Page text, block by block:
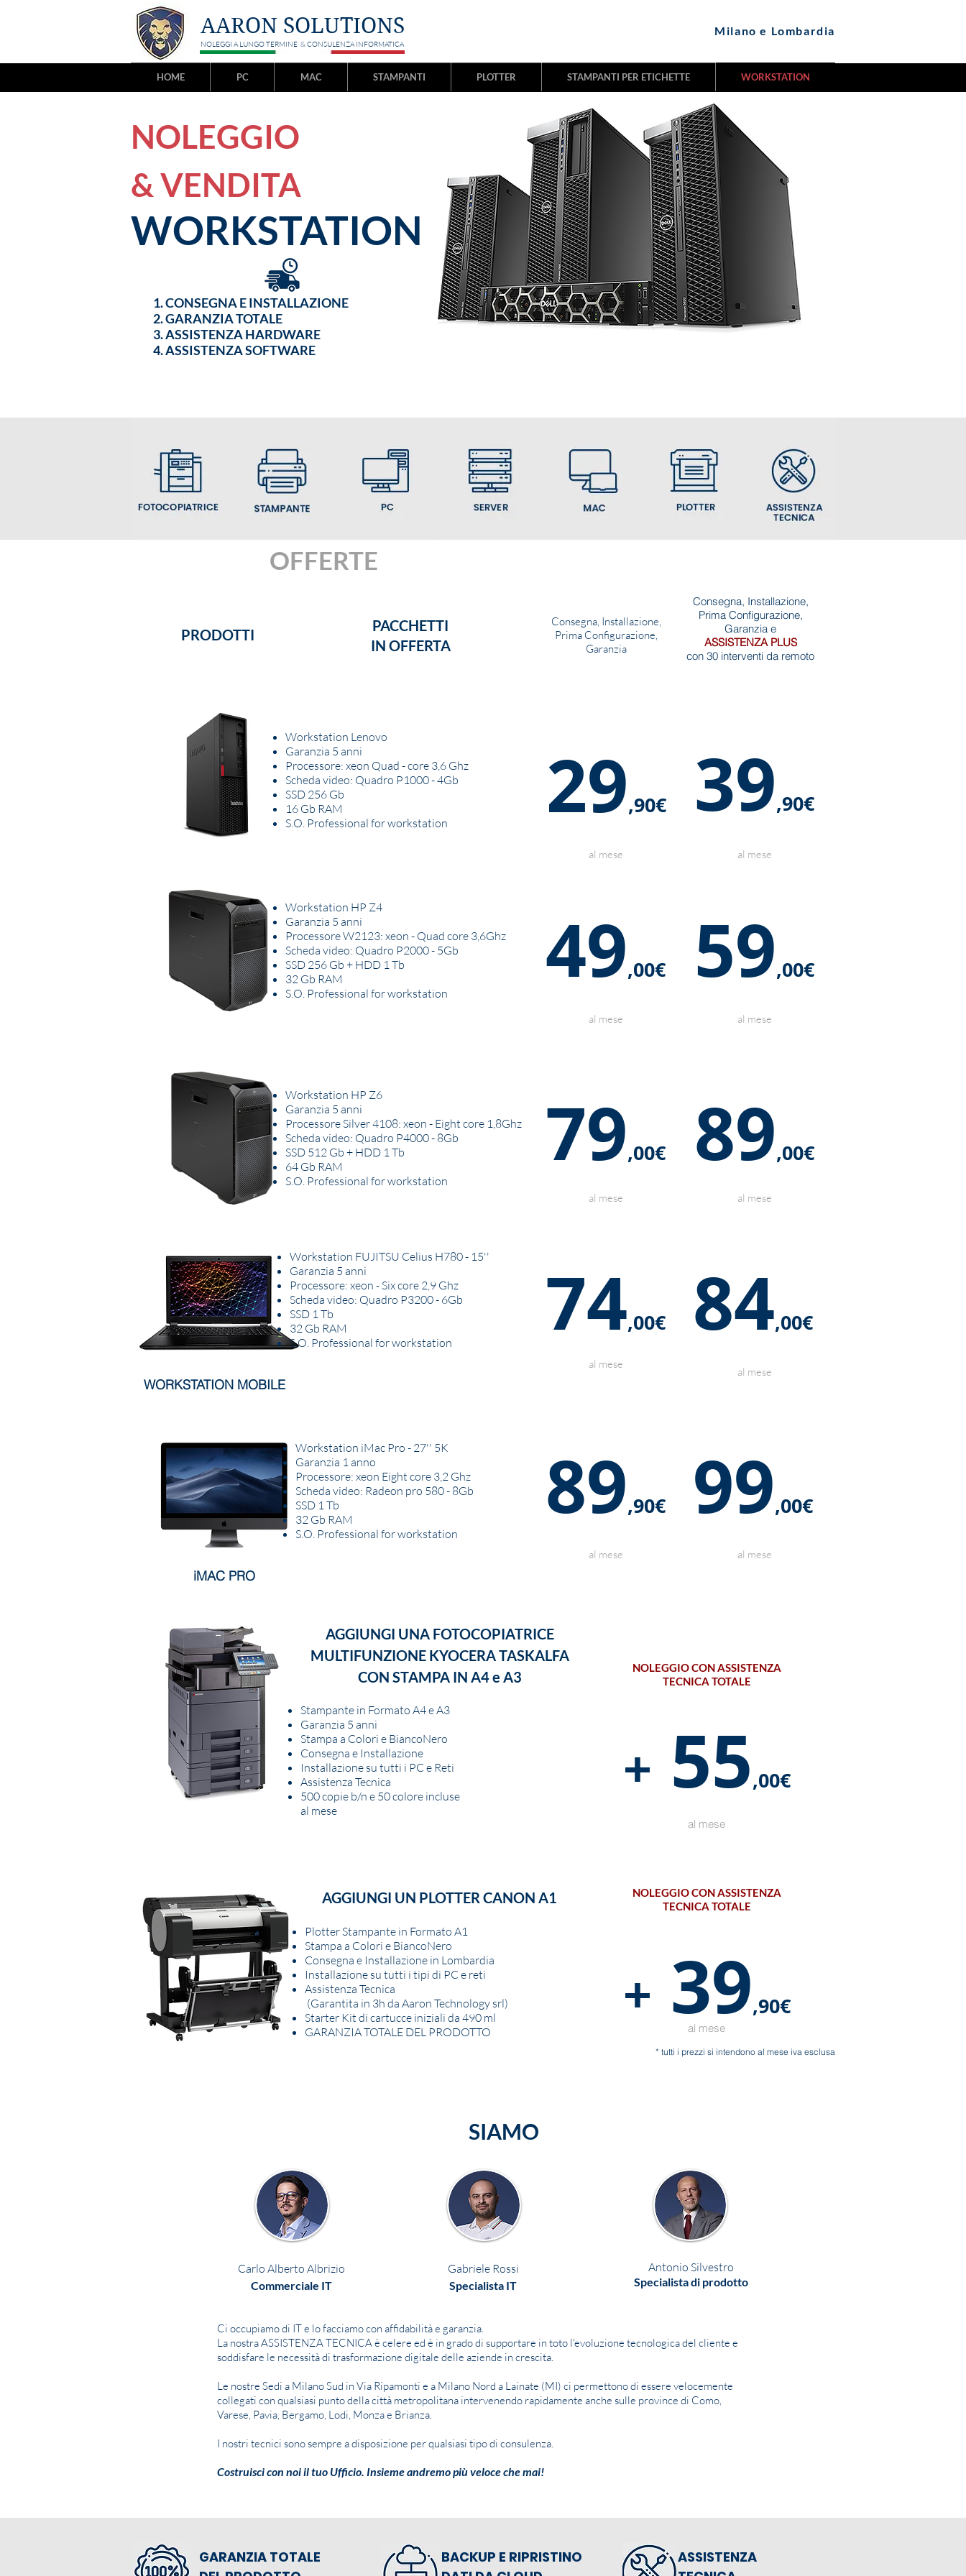
HOME PC MAC STAMPANTI PLOTTER STAMPANTI PER ETICHETTE WORKSTATION
AARON SOLUTIONS
NOLEGGI A LUNGO TERMINE & CONSULENZA INFORMATICA
Milano e Lombardia
NOLEGGIO
& VENDITA
WORKSTATION
CONSEGNA E INSTALLAZIONE
GARANZIA TOTALE
ASSISTENZA HARDWARE
ASSISTENZA SOFTWARE
OFFERTE
PRODOTTI
PACCHETTI
IN OFFERTA
Consegna, Installazione,
Prima Configurazione,
Garanzia
Consegna, Installazione,
Prima Configurazione,
Garanzia e
ASSISTENZA PLUS
con 30 interventi da remoto
Workstation Lenovo
Garanzia 5 anni
Processore: xeon Quad - core 3,6 Ghz
Scheda video: Quadro P1000 - 4Gb
SSD 256 Gb
16 Gb RAM
S.O. Professional for workstation
29,90€
al mese
39,90€
al mese
Workstation HP Z4
Garanzia 5 anni
Processore W2123: xeon - Quad core 3,6Ghz
Scheda video: Quadro P2000 - 5Gb
SSD 256 Gb + HDD 1 Tb
32 Gb RAM
S.O. Professional for workstation
49,00€
al mese
59,00€
al mese
Workstation HP Z6
Garanzia 5 anni
Processore Silver 4108: xeon - Eight core 1,8Ghz
Scheda video: Quadro P4000 - 8Gb
SSD 512 Gb + HDD 1 Tb
64 Gb RAM
S.O. Professional for workstation
79,00€
al mese
89,00€
al mese
Workstation FUJITSU Celius H780 - 15''
Garanzia 5 anni
Processore: xeon - Six core 2,9 Ghz
Scheda video: Quadro P3200 - 6Gb
SSD 1 Tb
32 Gb RAM
S.O. Professional for workstation
74,00€
WORKSTATION MOBILE
84,00€
al mese
Workstation iMac Pro - 27'' 5K
Garanzia 1 anno
Processore: xeon Eight core 3,2 Ghz
Scheda video: Radeon pro 580 - 8Gb
SSD 1 Tb
32 Gb RAM
S.O. Professional for workstation
89,90€
al mese
99,00€
al mese
iMAC PRO
AGGIUNGI UNA FOTOCOPIATRICE
MULTIFUNZIONE KYOCERA TASKALFA
CON STAMPA IN A4 e A3
Stampante in Formato A4 e A3
Garanzia 5 anni
Stampa a Colori e BiancoNero
Consegna e Installazione
Installazione su tutti i PC e Reti
Assistenza Tecnica
500 copie b/n e 50 colore incluse
al mese
NOLEGGIO CON ASSISTENZA
TECNICA TOTALE
+ 55,00€
al mese
AGGIUNGI UN PLOTTER CANON A1
Plotter Stampante in Formato A1
Stampa a Colori e BiancoNero
Consegna e Installazione in Lombardia
Installazione su tutti i tipi di PC e reti
Assistenza Tecnica
(Garantita in 3h da Aaron Technology srl)
Starter Kit di cartucce iniziali da 490 ml
GARANZIA TOTALE DEL PRODOTTO
NOLEGGIO CON ASSISTENZA
TECNICA TOTALE
+ 39,90€
al mese
al mese
* tutti i prezzi si intendono al mese iva esclusa
SIAMO
Carlo Alberto Albrizio
Commerciale IT
Gabriele Rossi
Specialista IT
Antonio Silvestro
Specialista di prodotto
Ci occupiamo di IT e lo facciamo con affidabilità e garanzia.
La nostra ASSISTENZA TECNICA è celere ed è in grado di supportare in toto l'evoluzione tecnologica del cliente e
soddisfare le necessità di trasformazione digitale delle aziende in crescita.
Le nostre Sedi a Milano Sud in Via Ripamonti e a Milano Nord a Lainate (MI) ci permettono di essere velocemente
collegati con qualsiasi punto della città metropolitana intervenendo rapidamente anche sulle province di Como,
Varese, Pavia, Bergamo, Lodi, Monza e Brianza.
I nostri tecnici sono sempre a disposizione per qualsiasi tipo di consulenza.
Costruisci con noi il tuo Ufficio. Insieme andremo più veloce che mai!
GARANZIA TOTALE
BACKUP E RIPRISTINO
ASSISTENZA